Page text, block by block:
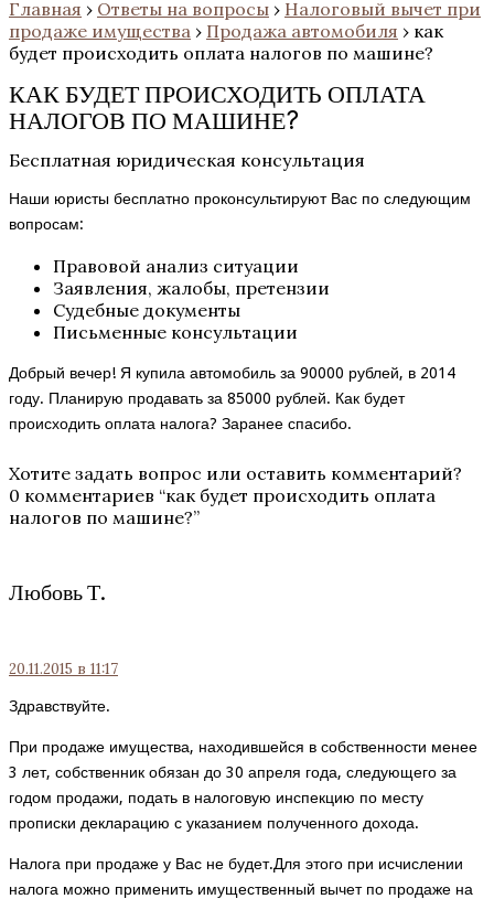
Главная › Ответы на вопросы › Налоговый вычет при
продаже имущества › Продажа автомобиля › как
будет происходить оплата налогов по машине?
КАК БУДЕТ ПРОИСХОДИТЬ ОПЛАТА
НАЛОГОВ ПО МАШИНЕ?
Бесплатная юридическая консультация
Наши юристы бесплатно проконсультируют Вас по следующим
вопросам:
Правовой анализ ситуации
Заявления, жалобы, претензии
Судебные документы
Письменные консультации
Добрый вечер! Я купила автомобиль за 90000 рублей, в 2014
году. Планирую продавать за 85000 рублей. Как будет
происходить оплата налога? Заранее спасибо.
Хотите задать вопрос или оставить комментарий?
0 комментариев “как будет происходить оплата
налогов по машине?”
Любовь Т.
20.11.2015 в 11:17
Здравствуйте.
При продаже имущества, находившейся в собственности менее
3 лет, собственник обязан до 30 апреля года, следующего за
годом продажи, подать в налоговую инспекцию по месту
прописки декларацию с указанием полученного дохода.
Налога при продаже у Вас не будет.Для этого при исчислении
налога можно применить имущественный вычет по продаже на